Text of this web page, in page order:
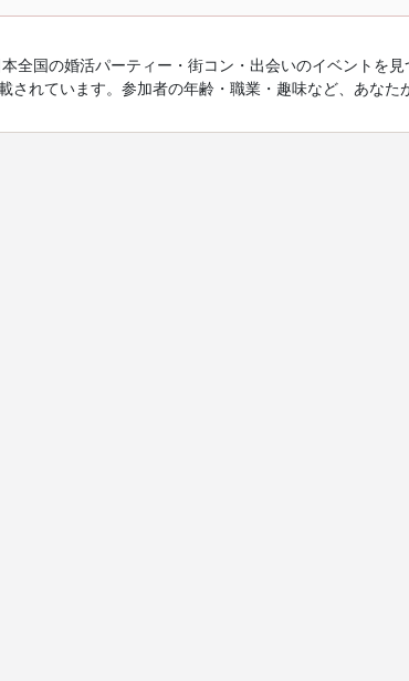
全国の婚活パーティー・街コン・出会いのイベントを
れています。参加者の年齢・職業・趣味など、あなた